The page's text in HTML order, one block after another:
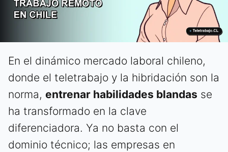
En el dinámico mercado laboral chileno,
donde el teletrabajo y la hibridación son la
norma, entrenar habilidades blandas se
ha transformado en la clave
diferenciadora. Ya no basta con el
dominio técnico; las empresas en